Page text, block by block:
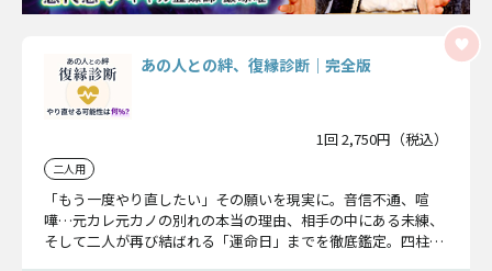
あの人との絆、復縁診断｜完全版
1回 2,750円（税込）
二人用
「もう一度やり直したい」その願いを現実に。音信不通、喧
嘩…元カレ元カノの別れの本当の理由、相手の中にある未練、
そして二人が再び結ばれる「運命日」までを徹底鑑定。四柱推